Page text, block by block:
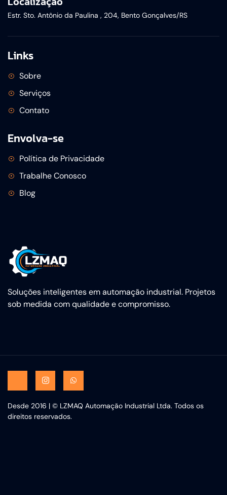
Soluções inteligentes em automação industrial. Projetos
sob medida com qualidade e compromisso.
Estr. Sto. Antônio da Paulina , 204, Bento Gonçalves/RS
Links
Sobre
Serviços
Contato
Envolva-se
Política de Privacidade
Trabalhe Conosco
Blog
Desde 2016 | © LZMAQ Automação Industrial Ltda. Todos os
direitos reservados.